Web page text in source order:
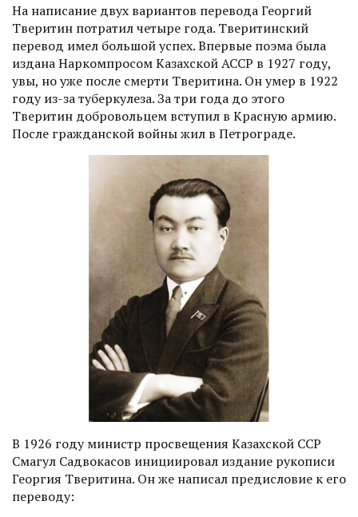
На написание двух вариантов перевода Георгий
Тверитин потратил четыре года. Тверитинский
перевод имел большой успех. Впервые поэма была
издана Наркомпросом Казахской АССР в 1927 году,
увы, но уже после смерти Тверитина. Он умер в 1922
году из-за туберкулеза. За три года до этого
Тверитин добровольцем вступил в Красную армию.
Пос­ле гражданской войны жил в Петрограде.
В 1926 году министр просвещения Казахской ССР
Смагул Садвокасов инициировал издание рукописи
Георгия Тверитина. Он же написал преди­словие к его
переводу: